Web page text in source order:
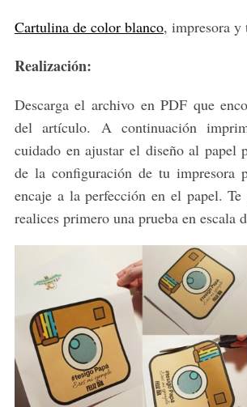
Cartulina de color blanco, impresora y
Realización:
Descarga el archivo en PDF que
del artículo. A continuación
cuidado en ajustar el diseño al papel
de la configuración de tu impresora
encaje a la perfección en el papel. Te
realices primero una prueba en escala
e
r
h
f
r
: